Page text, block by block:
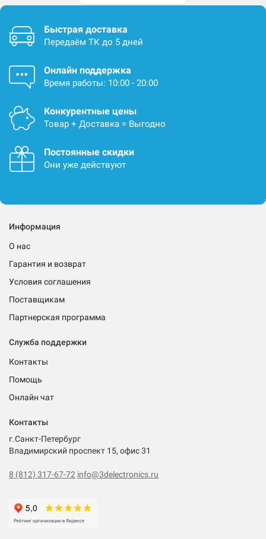
Быстрая доставка
Передаём ТК до 5 дней
Онлайн поддержка
Время работы: 10:00 - 20:00
Конкурентные цены
Товар + Доставка = Выгодно
Постоянные скидки
Они уже действуют
Информация
О нас
Гарантия и возврат
Условия соглашения
Поставщикам
Партнерская программа
Служба поддержки
Контакты
Помощь
Онлайн чат
Контакты
г.Санкт-Петербург
Владимирский проспект 15, офис 31
8 (812) 317-67-72 info@3delectronics.ru